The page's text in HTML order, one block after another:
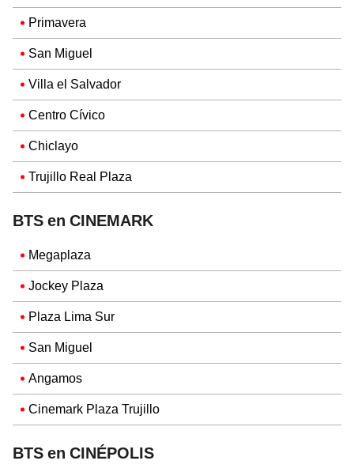
Primavera
San Miguel
Villa el Salvador
Centro Cívico
Chiclayo
Trujillo Real Plaza
BTS en CINEMARK
Megaplaza
Jockey Plaza
Plaza Lima Sur
San Miguel
Angamos
Cinemark Plaza Trujillo
BTS en CINÉPOLIS